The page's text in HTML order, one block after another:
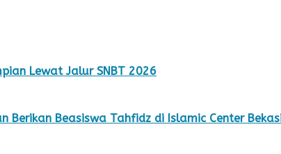
Lewat Jalur SNBT 2026
Berikan Beasiswa Tahfidz di Islamic Center